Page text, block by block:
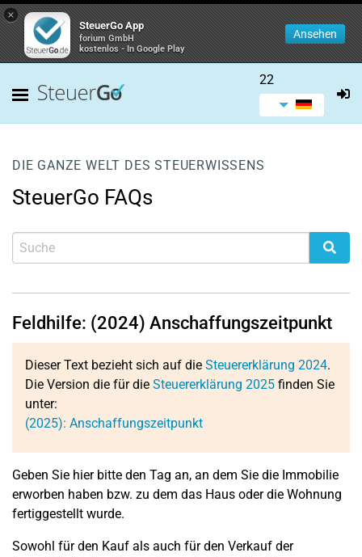
×
SteuerGo App
forium GmbH
kostenlos - In Google Play
Ansehen
22
DIE GANZE WELT DES STEUERWISSENS
SteuerGo FAQs
Feldhilfe: (2024) Anschaffungszeitpunkt
Dieser Text bezieht sich auf die Steuererklärung 2024.
Die Version die für die Steuererklärung 2025 finden Sie
unter:
(2025): Anschaffungszeitpunkt
Geben Sie hier bitte den Tag an, an dem Sie die Immobilie
erworben haben bzw. zu dem das Haus oder die Wohnung
fertiggestellt wurde.
Sowohl für den Kauf als auch für den Verkauf der